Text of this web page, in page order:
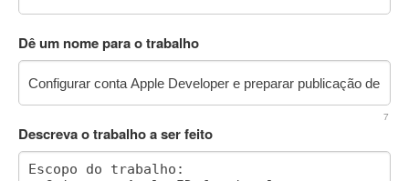
Dê um nome para o trabalho
7
Descreva o trabalho a ser feito